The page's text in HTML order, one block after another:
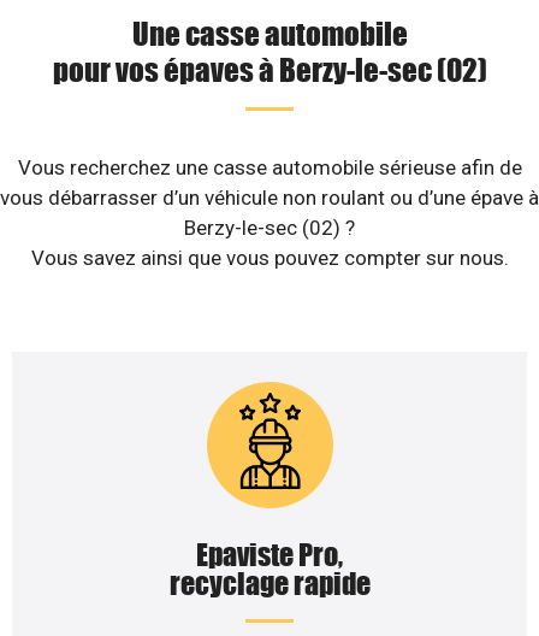
Une casse automobile
pour vos épaves à Berzy-le-sec (02)
Vous recherchez une casse automobile sérieuse afin de
vous débarrasser d’un véhicule non roulant ou d’une épave à
Berzy-le-sec (02) ?
Vous savez ainsi que vous pouvez compter sur nous.
Epaviste Pro,
recyclage rapide